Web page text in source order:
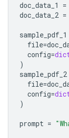
doc_data_1 =
doc_data_2 =
sample_pdf_1
file=
config=
)
sample_pdf_2
file=
config=
)
prompt =